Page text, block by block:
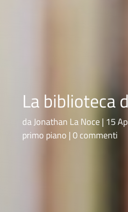
La biblioteca
daJonathan La Noce 15
primo piano 0 commenti